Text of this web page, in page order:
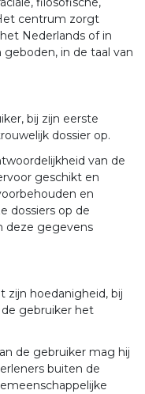
centrum zorgt
Nederlands of in
in de taal van
bij zijn eerste
dossier op.
van de
geschikt en
en
dossiers op de
deze gegevens
zijn hoedanigheid, bij
gebruiker het
de gebruiker mag hij
buiten de